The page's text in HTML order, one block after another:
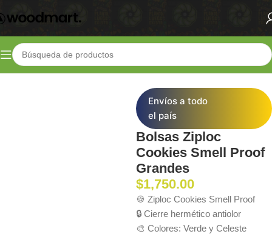
Inicio Shop Cosecha Almacenado y transporte
Envíos a todo
el país
Bolsas Ziploc
Cookies Smell Proof
Grandes
$1,750.00
🍪 Ziploc Cookies Smell Proof
🔒 Cierre hermético antiolor
🎨 Colores: Verde y Celeste